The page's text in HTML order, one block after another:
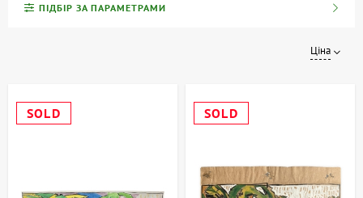
пензля або друкарського верстата. До основних видів графіки
відносяться:
Акварель: Легкі, прозорі та виразні роботи, створені за
ПІДБІР ЗА ПАРАМЕТРАМИ
Ціна
SOLD SOLD